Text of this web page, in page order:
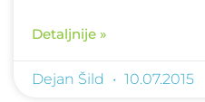
Detaljnije »
Dejan Šild 10.07.2015